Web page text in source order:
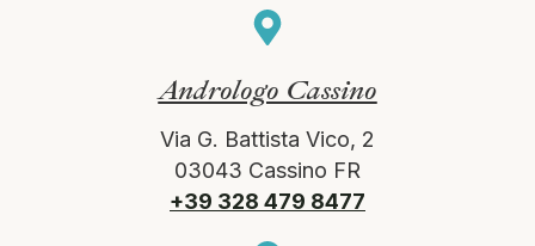
Andrologo Cassino
Via G. Battista Vico, 2
03043 Cassino FR
+39 328 479 8477